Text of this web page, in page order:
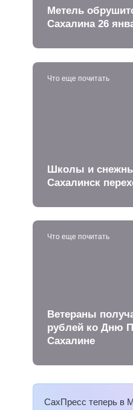
Метель
Сахалина 26
Что еще почитать
Школы и
Сахалинск
Что еще почитать
Ветераны
рублей ко Дню
Сахалине
СахПресс теперь в